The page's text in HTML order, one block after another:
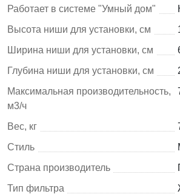
Работает в системе "Умный дом"
Высота ниши для установки, см
Ширина ниши для установки, см
Глубина ниши для установки, см
Максимальная производительность,
м3/ч
Вес, кг
Стиль
Страна производитель
Тип фильтра